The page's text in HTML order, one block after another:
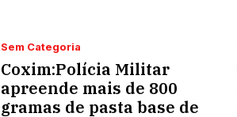
Sem Categoria
Coxim:Polícia Militar
apreende mais de 800
gramas de pasta base de